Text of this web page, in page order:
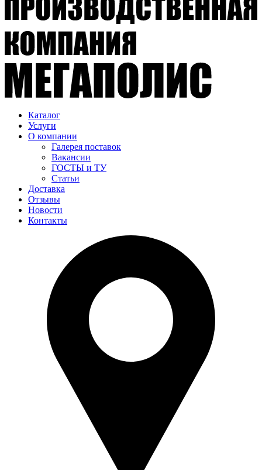
Каталог
Услуги
О компании
Галерея поставок
Вакансии
ГОСТЫ и ТУ
Статьи
Доставка
Отзывы
Новости
Контакты